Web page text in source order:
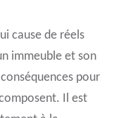
cause de réels
immeuble et son
pour
Il est